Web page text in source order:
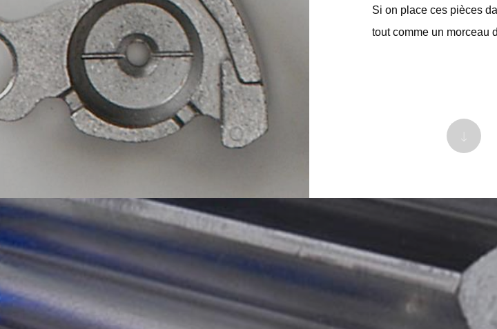
Si on place ces pièces
tout comme un morceau